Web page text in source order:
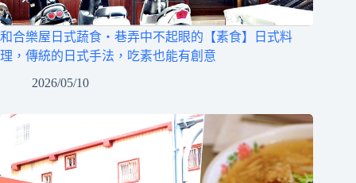
和合樂屋日式蔬食‧巷弄中不起眼的【素食】日式料
理，傳統的日式手法，吃素也能有創意
2026/05/10